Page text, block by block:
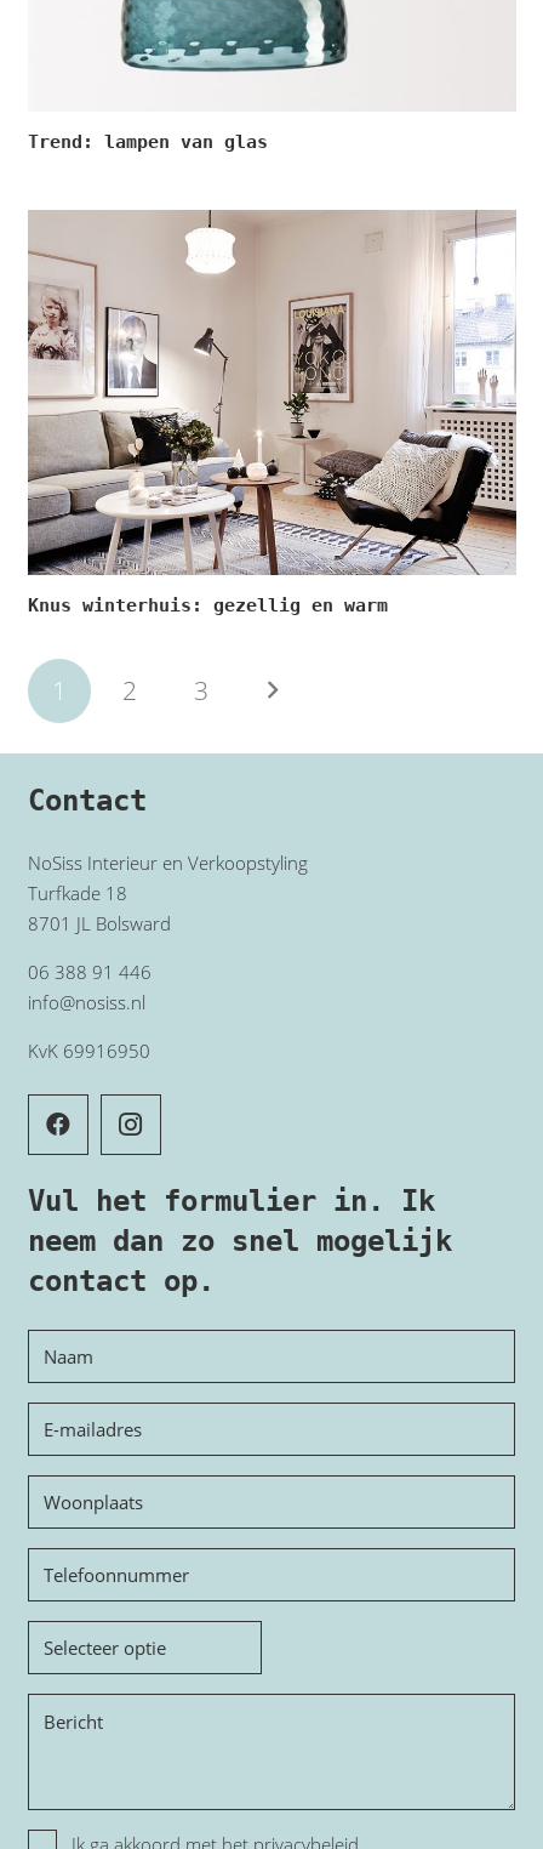
Trend: lampen van glas
Knus winterhuis: gezellig en warm
1 2 3
Contact
NoSiss Interieur en Verkoopstyling
Turfkade 18
8701 JL Bolsward
06 388 91 446
info@nosiss.nl
KvK 69916950
Vul het formulier in. Ik
neem dan zo snel mogelijk
contact op.
Woonplaats
Telefoon
Onderwerp
PrivacyIk ga akkoord met het privacybeleid.